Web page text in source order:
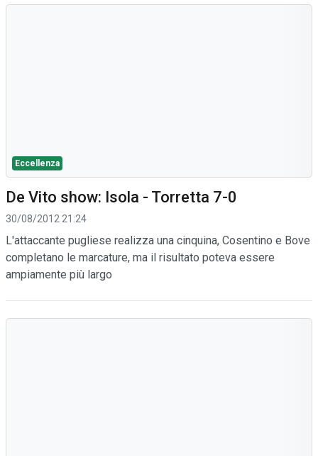
Eccellenza
De Vito show: Isola - Torretta 7-0
30/08/2012 21:24
L'attaccante pugliese realizza una cinquina, Cosentino e Bove
completano le marcature, ma il risultato poteva essere
ampiamente più largo